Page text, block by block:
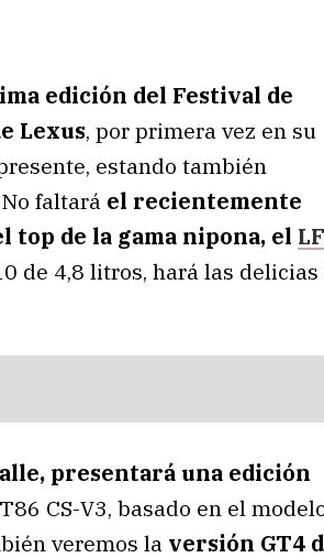
edición del Festival de
Lexus, por primera vez en su
estando también
faltará el recientemente
top de la gama nipona, el
de 4,8 litros, hará las delicias
presentará una edición
CS-V3, basado en el
veremos la versión GT4